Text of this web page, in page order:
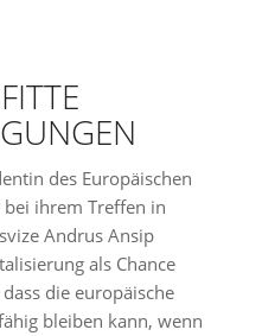
des Europäischen
ihrem Treffen in
Andrus Ansip
als Chance
die europäische
bleiben kann, wenn